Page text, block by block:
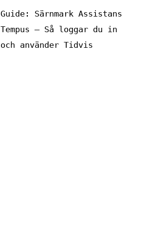
Guide: Särnmark Assistans
Tempus – Så loggar du in
och använder Tidvis